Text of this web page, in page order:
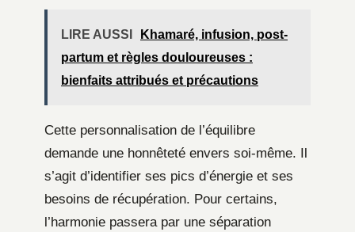
LIRE AUSSI
Khamaré, infusion, post-
partum et règles douloureuses :
bienfaits attribués et précautions
Cette personnalisation de l’équilibre
demande une honnêteté envers soi-même. Il
s’agit d’identifier ses pics d’énergie et ses
besoins de récupération. Pour certains,
l’harmonie passera par une séparation